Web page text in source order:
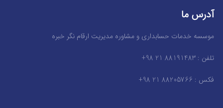
آدرس ما
موسسه خدمات حسابداری و مشاوره مدیریت ارقام نگر خبره
تلفن : 88191483 21 98+
فکس : 88205766 21 98+